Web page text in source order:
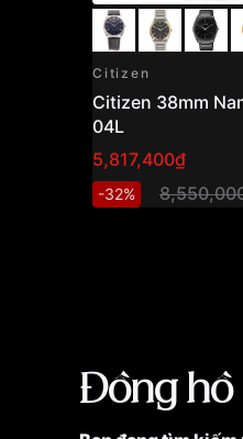
Citizen
Citizen 38mm
04L
5,817,400₫
-32%
Đồng hồ